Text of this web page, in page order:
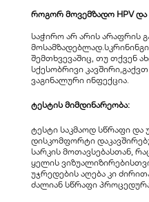
როგორ მოვემზადო HPV და
​საჭირო არ არის არაფრის
შემთხვევაშიც, თუ თქვენ
სქესობრივი
ვაგინალური ინფექცია.
ტესტის მიმდინარეობა:
ტესტი საკმაოდ სწრაფი და
დისკომფორტი
სარკის მოთავსებასთან,
ყელის
უჯრედების აღება კი
ძალიან სწრაფი